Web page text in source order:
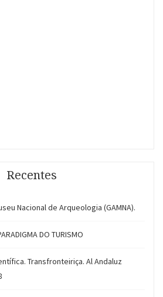
Recentes
Nacional de Arqueologia (GAMNA).
DO TURISMO
Transfronteiriça. Al Andaluz